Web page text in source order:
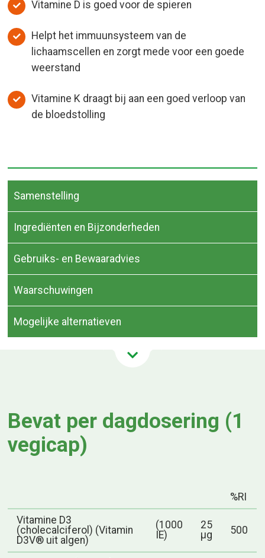
Vitamine D is goed voor de spieren
Helpt het immuunsysteem van de
lichaamscellen en zorgt mede voor een goede
weerstand
Vitamine K draagt bij aan een goed verloop van
de bloedstolling
Samenstelling
Ingrediënten en Bijzonderheden
Gebruiks- en Bewaaradvies
Waarschuwingen
Mogelijke alternatieven
Bevat per dagdosering (1
vegicap)
%RI
Vitamine D3
(cholecalciferol) (Vitamin
D3V® uit algen)
(1000
IE)
25
µg
500